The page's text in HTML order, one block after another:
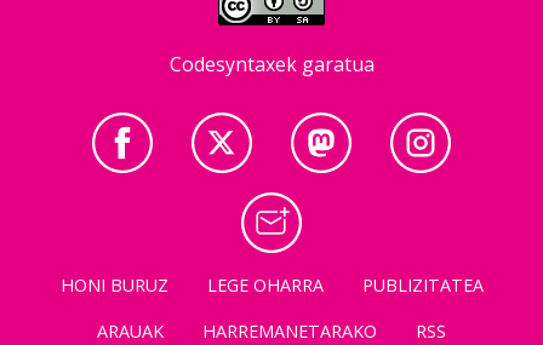
Codesyntaxek garatua
HONI BURUZ LEGE OHARRA
PUBLIZITATEA
ARAUAK
HARREMANETARAKO RSS